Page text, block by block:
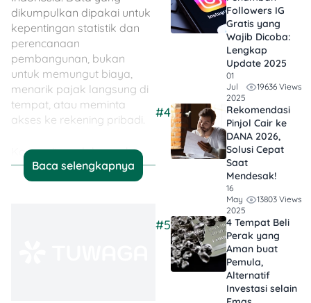
dikumpulkan dipakai untuk
kepentingan statistik dan
perencanaan
pembangunan, bukan
untuk memungut biaya,
menarik pajak langsung di
tempat, atau meminta
akses ke rekening pribadi.
Karena itu, pelaku usaha
perlu tahu tanda petugas
resmi, dokumen yang boleh
Baca selengkapnya
Followers IG
Gratis yang
Wajib Dicoba:
Lengkap
Update 2025
01
Jul
2025
19636 Views
#4
Rekomendasi
Pinjol Cair ke
DANA 2026,
Solusi Cepat
Saat
Mendesak!
16
May
2025
13803 Views
#5
4 Tempat Beli
Perak yang
Aman buat
Pemula,
Alternatif
Investasi selain